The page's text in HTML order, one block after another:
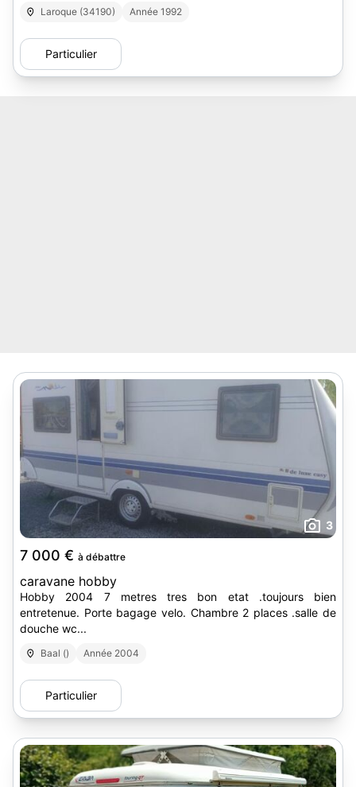
Laroque (34190) Année 1992
Particulier
3
7 000 € à débattre
caravane hobby
Hobby 2004 7 metres tres bon etat .toujours bien
entretenue. Porte bagage velo. Chambre 2 places .salle de
douche wc...
Baal () Année 2004
Particulier